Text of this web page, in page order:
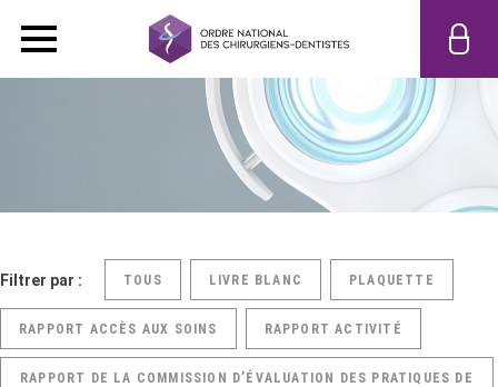
Filtrer par : TOUS LIVRE BLANC PLAQUETTE
RAPPORT ACCÈS AUX SOINS RAPPORT ACTIVITÉ
RAPPORT DE LA COMMISSION D’ÉVALUATION DES PRATIQUES DE